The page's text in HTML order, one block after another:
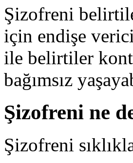
Şizofreni
için endişe
ile belirtiler
bağımsız
Şizofreni ne
Şizofreni